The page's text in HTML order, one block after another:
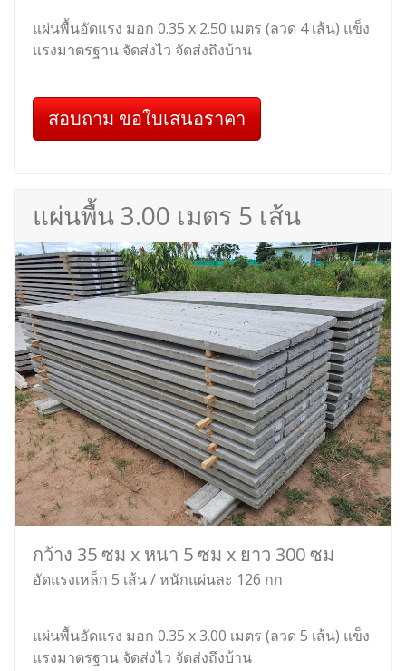
แผ่นพื้นอัดแรง มอก 0.35 x 2.50 เมตร (ลวด 4 เส้น) แข็ง
แรงมาตรฐาน จัดส่งไว จัดส่งถึงบ้าน
สอบถาม ขอใบเสนอราคา
แผ่นพื้น 3.00 เมตร 5 เส้น
กว้าง 35 ซม x หนา 5 ซม x ยาว 300 ซม
อัดแรงเหล็ก 5 เส้น / หนักแผ่นละ 126 กก
แผ่นพื้นอัดแรง มอก 0.35 x 3.00 เมตร (ลวด 5 เส้น) แข็ง
แรงมาตรฐาน จัดส่งไว จัดส่งถึงบ้าน